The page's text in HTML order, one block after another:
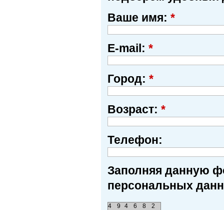
Ваше имя: *
E-mail: *
Город: *
Возраст: *
Телефон:
Заполняя данную
персональных
9 4 6 8 2
4